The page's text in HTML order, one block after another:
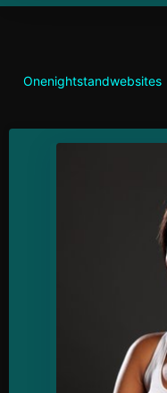
Onenightstandwebsites